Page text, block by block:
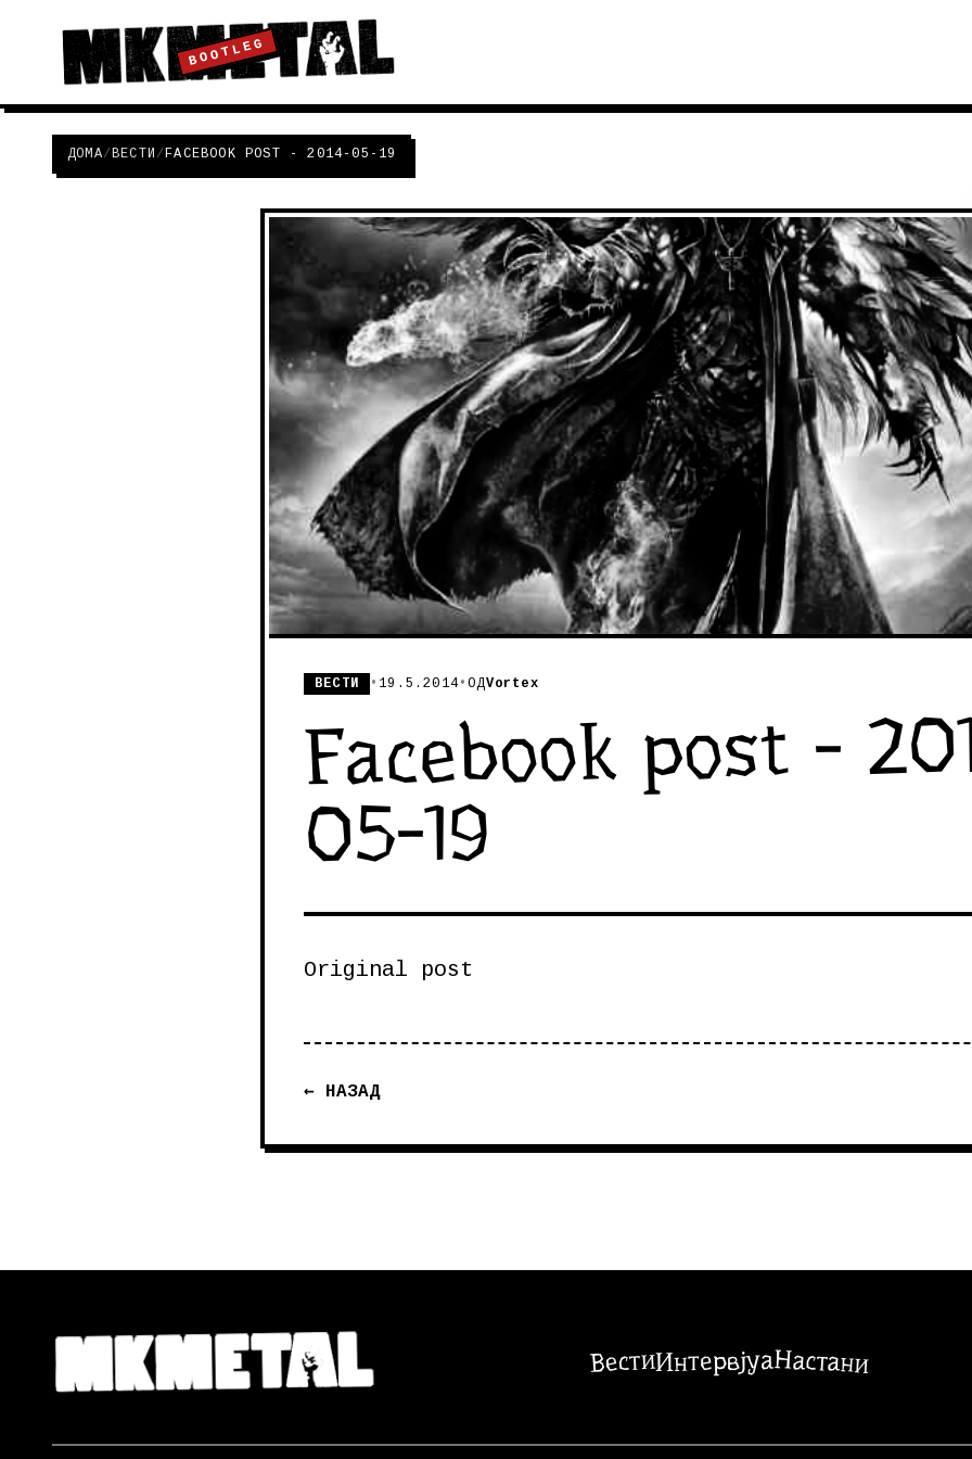
BOOTLEG
ДОМА/ВЕСТИ /FACEBOOK POST - 2014-05-19
ВЕСТИ • 19.5.2014 •ОДVortex
Facebook post -
05-19
Original post
← НАЗАД
ВестиИнтервјуаНастани